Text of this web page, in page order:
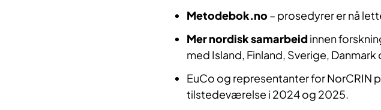
Metodebok.no – prosedyrer er nå
Mer nordisk samarbeidinnen
med Island, Finland, Sverige,
EuCo og representanter for NorCRIN
tilstedeværelse i 2024 og 2025.